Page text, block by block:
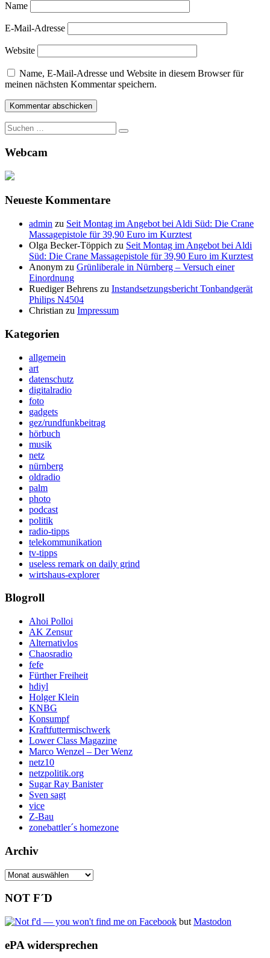
Name
E-Mail-Adresse
Website
Name, E-Mail-Adresse und Website in diesem Browser für
meinen nächsten Kommentar speichern.
Suche
nach:
Webcam
Neueste Kommentare
admin zu Seit Montag im Angebot bei Aldi Süd: Die Crane
Massagepistole für 39,90 Euro im Kurztest
Olga Becker-Töppich zu Seit Montag im Angebot bei Aldi
Süd: Die Crane Massagepistole für 39,90 Euro im Kurztest
Anonym zu Grünliberale in Nürnberg – Versuch einer
Einordnung
Ruediger Behrens zu Instandsetzungsbericht Tonbandgerät
Philips N4504
Christian zu Impressum
Kategorien
allgemein
art
datenschutz
digitalradio
foto
gadgets
gez/rundfunkbeitrag
hörbuch
musik
netz
nürnberg
oldradio
palm
photo
podcast
politik
radio-tipps
telekommunikation
tv-tipps
useless remark on daily grind
wirtshaus-explorer
Blogroll
Ahoi Polloi
AK Zensur
Alternativlos
Chaosradio
fefe
Fürther Freiheit
hdiyl
Holger Klein
KNBG
Konsumpf
Kraftfuttermischwerk
Lower Class Magazine
Marco Wenzel – Der Wenz
netz10
netzpolitik.org
Sugar Ray Banister
Sven sagt
vice
Z-Bau
zonebattler´s homezone
Archiv
Archiv
NOT F´D
but Mastodon
ePA widersprechen